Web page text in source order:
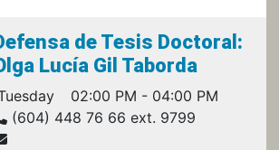
de Tesis Doctoral:
Lucía Gil Taborda
02:00 PM - 04:00 PM
(604) 448 76 66 ext. 9799